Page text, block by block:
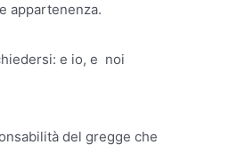
appartenenza.
e io, e noi
del gregge che